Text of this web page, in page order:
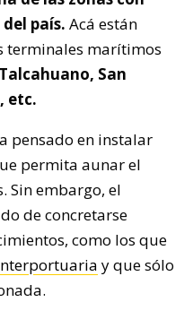
país. Acá están
terminales marítimos
Talcahuano, San
etc.
pensado en instalar
permita aunar el
Sin embargo, el
de concretarse
como los que
y que sólo